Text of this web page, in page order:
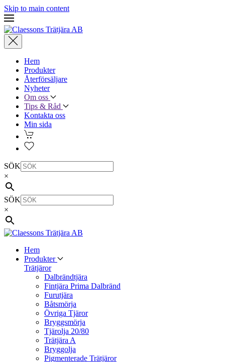
Skip to main content
Hem
Produkter
Återförsäljare
Nyheter
Om oss
Tips & Råd
Kontakta oss
Min sida
SÖK
×
SÖK
×
Hem
Produkter
Trätjäror
Dalbrändtjära
Fintjära Prima Dalbränd
Furutjära
Båtsmörja
Övriga Tjäror
Bryggsmörja
Tjärolja 20/80
Trätjära A
Bryggolja
Pigmenterade Trätjäror